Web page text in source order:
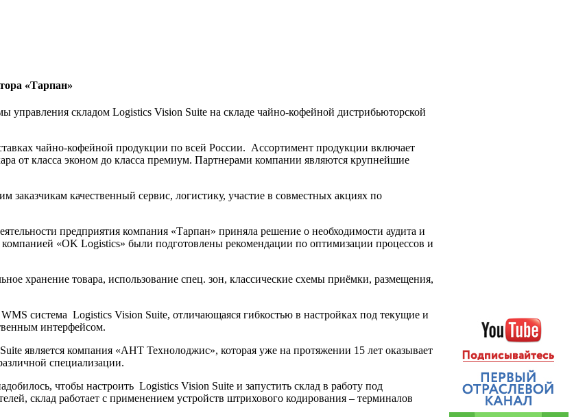
«Тарпан»
складом Logistics Vision Suite на складе чайно-кофейной дистрибьюторской
чайно-кофейной продукции по всей России. Ассортимент продукции включает
от класса эконом до класса премиум. Партнерами компании являются крупнейшие
заказчикам качественный сервис, логистику, участие в совместных акциях по
предприятия компания «Тарпан» приняла решение о необходимости аудита и
компанией «OK Logistics» были подготовлены рекомендации по оптимизации процессов и
хранение товара, использование спец. зон, классические схемы приёмки, размещения,
система Logistics Vision Suite, отличающаяся гибкостью в настройках под текущие и
интерфейсом.
является компания «АНТ Технолоджис», которая уже на протяжении 15 лет оказывает
специализации.
чтобы настроить Logistics Vision Suite и запустить склад в работу под
склад работает с применением устройств штрихового кодирования – терминалов